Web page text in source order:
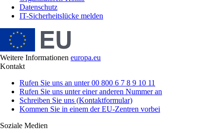
Datenschutz
IT-Sicherheitslücke melden
Weitere Informationen europa.eu
Kontakt
Rufen Sie uns an unter 00 800 6 7 8 9 10 11
Rufen Sie uns unter einer anderen Nummer an
Schreiben Sie uns (Kontaktformular)
Kommen Sie in einem der EU-Zentren vorbei
Soziale Medien